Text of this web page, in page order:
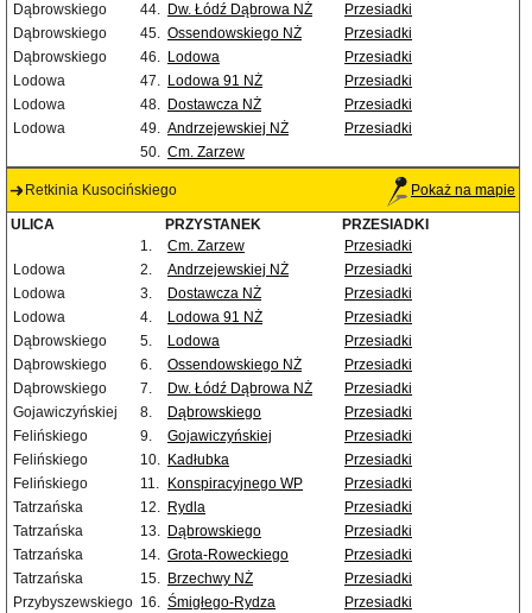
Dąbrowskiego
44. Dw. Łódź Dąbrowa NŻ
Przesiadki
Dąbrowskiego
45. Ossendowskiego NŻ
Przesiadki
Dąbrowskiego
46. Lodowa
Przesiadki
Lodowa
47. Lodowa 91 NŻ
Przesiadki
Lodowa
48. Dostawcza NŻ
Przesiadki
Lodowa
49. Andrzejewskiej NŻ
Przesiadki
50. Cm. Zarzew
Retkinia Kusocińskiego Pokaż na mapie
ULICA PRZYSTANEK
PRZESIADKI
1.
Cm. Zarzew
Przesiadki
Lodowa
2. Andrzejewskiej NŻ
Przesiadki
Lodowa
3. Dostawcza NŻ
Przesiadki
Lodowa
4. Lodowa 91 NŻ
Przesiadki
Dąbrowskiego
5. Lodowa
Przesiadki
Dąbrowskiego
6. Ossendowskiego NŻ
Przesiadki
Dąbrowskiego
7. Dw. Łódź Dąbrowa NŻ
Przesiadki
Gojawiczyńskiej
8. Dąbrowskiego
Przesiadki
Felińskiego
9. Gojawiczyńskiej
Przesiadki
Felińskiego
10. Kadłubka
Przesiadki
Felińskiego
11. Konspiracyjnego WP
Przesiadki
Tatrzańska
12. Rydla
Przesiadki
Tatrzańska
13. Dąbrowskiego
Przesiadki
Tatrzańska
14. Grota-Roweckiego
Przesiadki
Tatrzańska
15. Brzechwy NŻ
Przesiadki
Przybyszewskiego 16. Śmigłego-Rydza
Przesiadki